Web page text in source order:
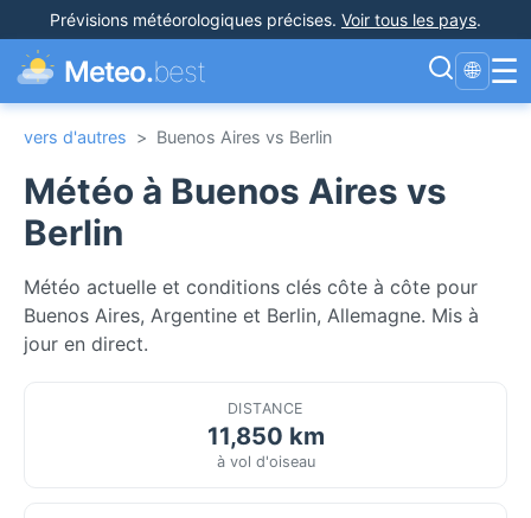
Prévisions météorologiques précises. Voir tous les pays.
Meteo.best 🌐 ☰
vers d'autres > Buenos Aires vs Berlin
Météo à Buenos Aires vs
Berlin
Météo actuelle et conditions clés côte à côte pour
Buenos Aires, Argentine et Berlin, Allemagne. Mis à
jour en direct.
DISTANCE
11,850 km
à vol d'oiseau